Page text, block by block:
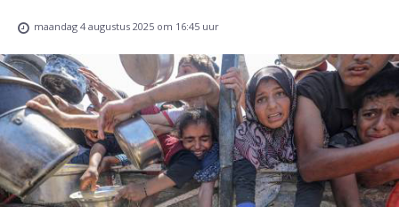
maandag 4 augustus 2025 om 16:45 uur